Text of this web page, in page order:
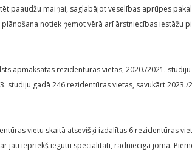
paaudžu maiņai, saglabājot veselības aprūpes
notiek ņemot vērā arī ārstniecības iestāžu
apmaksātas rezidentūras vietas, 2020./2021.
studiju gadā 246 rezidentūras vietas, savukārt 2023./
vietu skaitā atsevišķi izdalītas 6 rezidentūras
jau iepriekš iegūtu specialitāti, radniecīgā jomā.